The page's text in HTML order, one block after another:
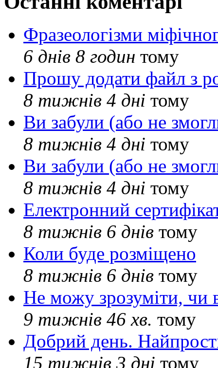
Фразеологізми
6 днів 8 годин тому
Прошу додати файл з
8 тижнів 4 дні тому
Ви забули (або не
8 тижнів 4 дні тому
Ви забули (або не
8 тижнів 4 дні тому
Електронний
8 тижнів 6 днів тому
Коли буде розміщено
8 тижнів 6 днів тому
Не можу зрозуміти, чи
9 тижнів 46 хв. тому
Добрий день.
15 тижнів 3 дні тому